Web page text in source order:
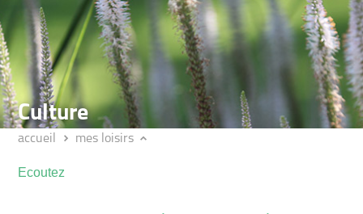
Culture
accueil mes loisirs
Ecoutez